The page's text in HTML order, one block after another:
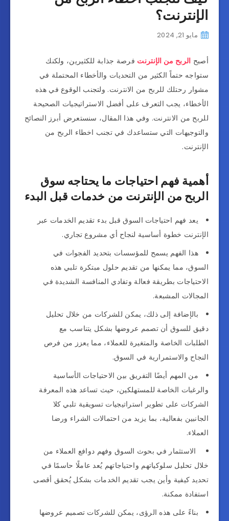
الإنترنت؟
مايو 21, 2024
أصبح الربح من الإنترنت فرصة جذابة للكثيرين، ولكنك
ستواجه حتماً الكثير من التحديات والأخطاء المحتملة في
مشوار رحتلك للربح من الانترنت. ولتجنب الوقوع في هذه
الأخطاء، يجب التعرف على أفضل الاستراتيجيات الصحيحة
للربح من الانترنت. وفي هذا المقال، سنستعرض أبرز النصائح
والتوجيهات التي ستساعدك في تجنب اخطاء الربح من
الإنترنت.
أهمية فهم احتياجات ما يحتاجه سوق
الربح من الإنترنت من خدمات قبل البدء
يعد فهم احتياجات السوق قبل بدء تقديم الخدمات عبر
الإنترنت خطوة أساسية لنجاح أي مشروع تجاري.
هذا الفهم يسمح للمؤسسات بتحديد الفجوات في
السوق، مما يمكنها من تقديم حلول مبتكرة تلبي هذه
الاحتياجات بطريقة فعالة وتفادي المنافسة الشديدة في
المجالات المشبعة.
بالإضافة إلى ذلك، يمكن للشركات من خلال تحليل
دقيق للسوق أن تصمم عروضها بشكل يتناسب مع
الطلبات الخاصة والمتغيرة للعملاء، مما يعزز من فرص
النجاح والاستمرارية في السوق.
من المهم أيضًا التفريق بين الاحتياجات الأساسية
والرغبات الخاصة للمستهلكين، حيث تساعد هذه المعرفة
الشركات على تطوير استراتيجيات تسويقية تلبي كلا
الجانبين بفعالية، بما يزيد من احتمالات الشراء ورضا
العملاء.
الاستثمار في بحوث السوق وفهم دوافع العملاء من
خلال تحليل سلوكياتهم واحتياجاتهم يُعد عاملًا حاسمًا في
تحديد كيفية وأين يجب تقديم الخدمات بشكل يُحقق أقصى
استفادة ممكنة.
بناءً على هذه الرؤى، يمكن للشركات تصميم عروضها